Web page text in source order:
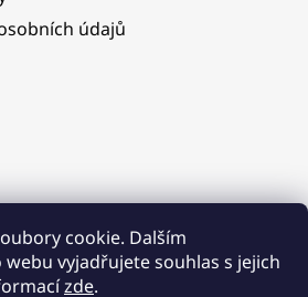
cookie. Dalším
vyjadřujete souhlas s jejich
zde.
údajů